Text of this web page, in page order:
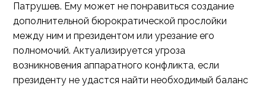
Патрушев. Ему может не понравиться создание
дополнительной бюрократической прослойки
между ним и президентом или урезание его
полномочий. Актуализируется угроза
возникновения аппаратного конфликта, если
президенту не удастся найти необходимый баланс